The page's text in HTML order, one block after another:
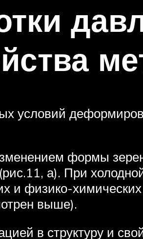
условий
формы
а). При
и физико-
выше).
в структуру и